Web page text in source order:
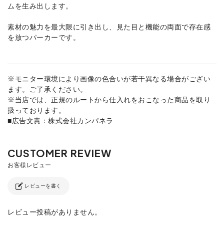
ムを生み出します。
素材の魅力を最大限に引き出し、見た目と機能の両面で存在感
を放つパーカーです。
※モニター環境により画像の色合いが若干異なる場合がござい
ます。ご了承ください。
※当店では、正規のルートから仕入れをおこなった商品を取り
扱っております。
■広告文責：株式会社カンパネラ
レビューを書く
レビュー投稿がありません。